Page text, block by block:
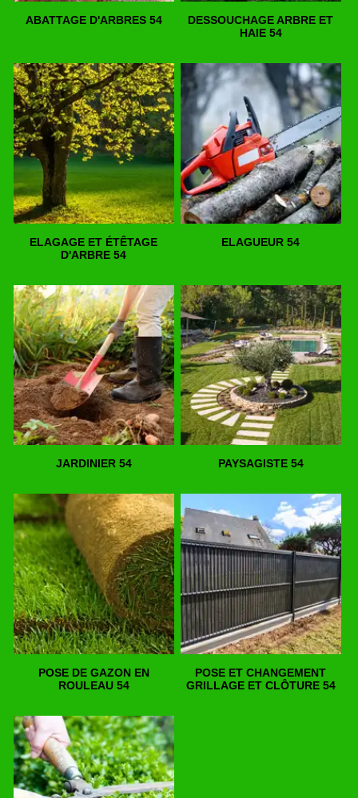
ABATTAGE D'ARBRES 54
DESSOUCHAGE ARBRE ET
HAIE 54
ELAGAGE ET ÉTÊTAGE
D'ARBRE 54
ELAGUEUR 54
JARDINIER 54 PAYSAGISTE 54
POSE DE GAZON EN
ROULEAU 54
POSE ET CHANGEMENT
GRILLAGE ET CLÔTURE 54